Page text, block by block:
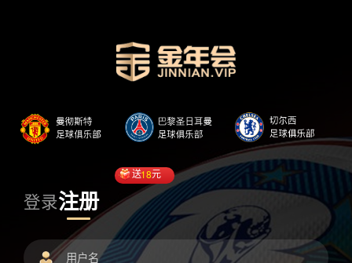
登录注册
送18元